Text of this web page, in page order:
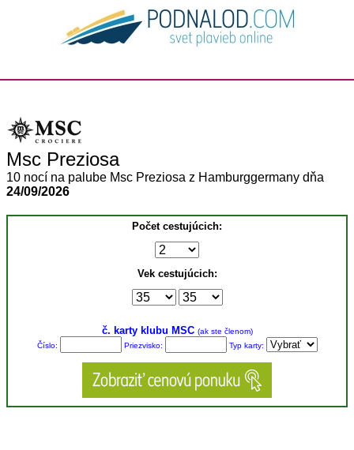
Msc Preziosa
10 nocí na palube Msc Preziosa z Hamburggermany dňa
24/09/2026
Počet cestujúcich:
Vek cestujúcich:
č. karty klubu MSC (ak ste členom)
Číslo:
Priezvisko: Typ karty: